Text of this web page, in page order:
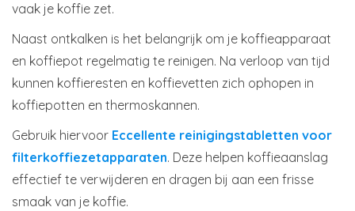
vaak je koffie zet.
Naast ontkalken is het belangrijk om je koffieapparaat
en koffiepot regelmatig te reinigen. Na verloop van tijd
kunnen koffieresten en koffievetten zich ophopen in
koffiepotten en thermoskannen.
Gebruik hiervoor Eccellente reinigingstabletten voor
filterkoffiezetapparaten. Deze helpen koffieaanslag
effectief te verwijderen en dragen bij aan een frisse
smaak van je koffie.